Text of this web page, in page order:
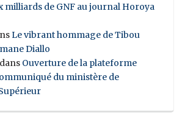
milliards de GNF au journal Horoya
Le vibrant hommage de Tibou
Diallo
dans Ouverture de la plateforme
du ministère de